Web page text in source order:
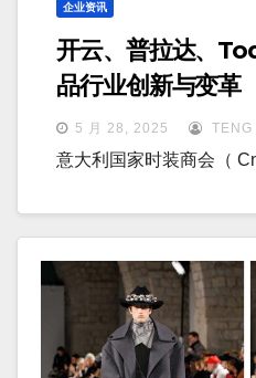
企业资讯
开云、普拉达、
品行业创新与变革
5 月 28, 2025 TENG
意大利国家时装商会（